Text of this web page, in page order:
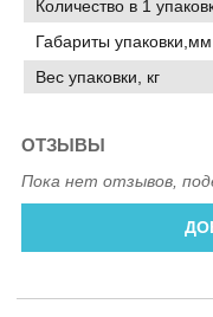
Количество в 1
Габариты упаковки,мм
Вес упаковки, кг
ОТЗЫВЫ
Пока нет отзывов,